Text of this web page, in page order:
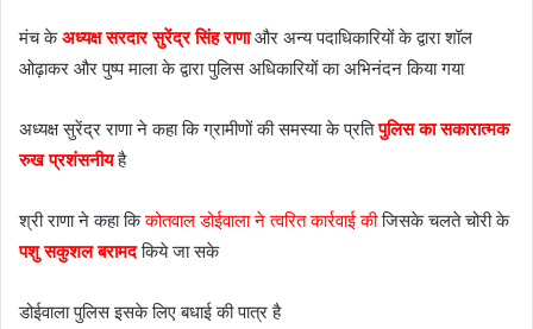
मंच केअध्यक्ष सरदार सुरेंद्र सिंह राणाऔर अन्य पदाधिकारियों के द्वारा शॉल
ओढ़ाकर और पुष्प माला के द्वारा पुलिस अधिकारियों का अभिनंदन किया गया
अध्यक्ष सुरेंद्र राणा ने कहा कि ग्रामीणों की समस्या के प्रतिपुलिस का सकारात्मक
रुख प्रशंसनीयहै
श्री राणा ने कहा किकोतवाल डोईवाला ने त्वरित कार्रवाई कीजिसके चलते चोरी के
पशु सकुशल बरामद किये जा सके
डोईवाला पुलिस इसके लिए बधाई की पात्र है